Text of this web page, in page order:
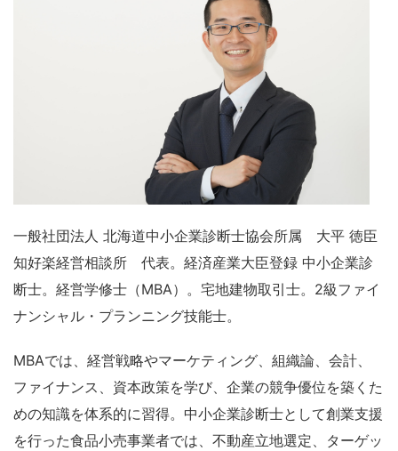
一般社団法人 北海道中小企業診断士協会所属 大平 徳臣
知好楽経営相談所 代表。経済産業大臣登録 中小企業診
断士。経営学修士（MBA）。宅地建物取引士。2級ファイ
ナンシャル・プランニング技能士。
MBAでは、経営戦略やマーケティング、組織論、会計、
ファイナンス、資本政策を学び、企業の競争優位を築くた
めの知識を体系的に習得。中小企業診断士として創業支援
を行った食品小売事業者では、不動産立地選定、ターゲッ